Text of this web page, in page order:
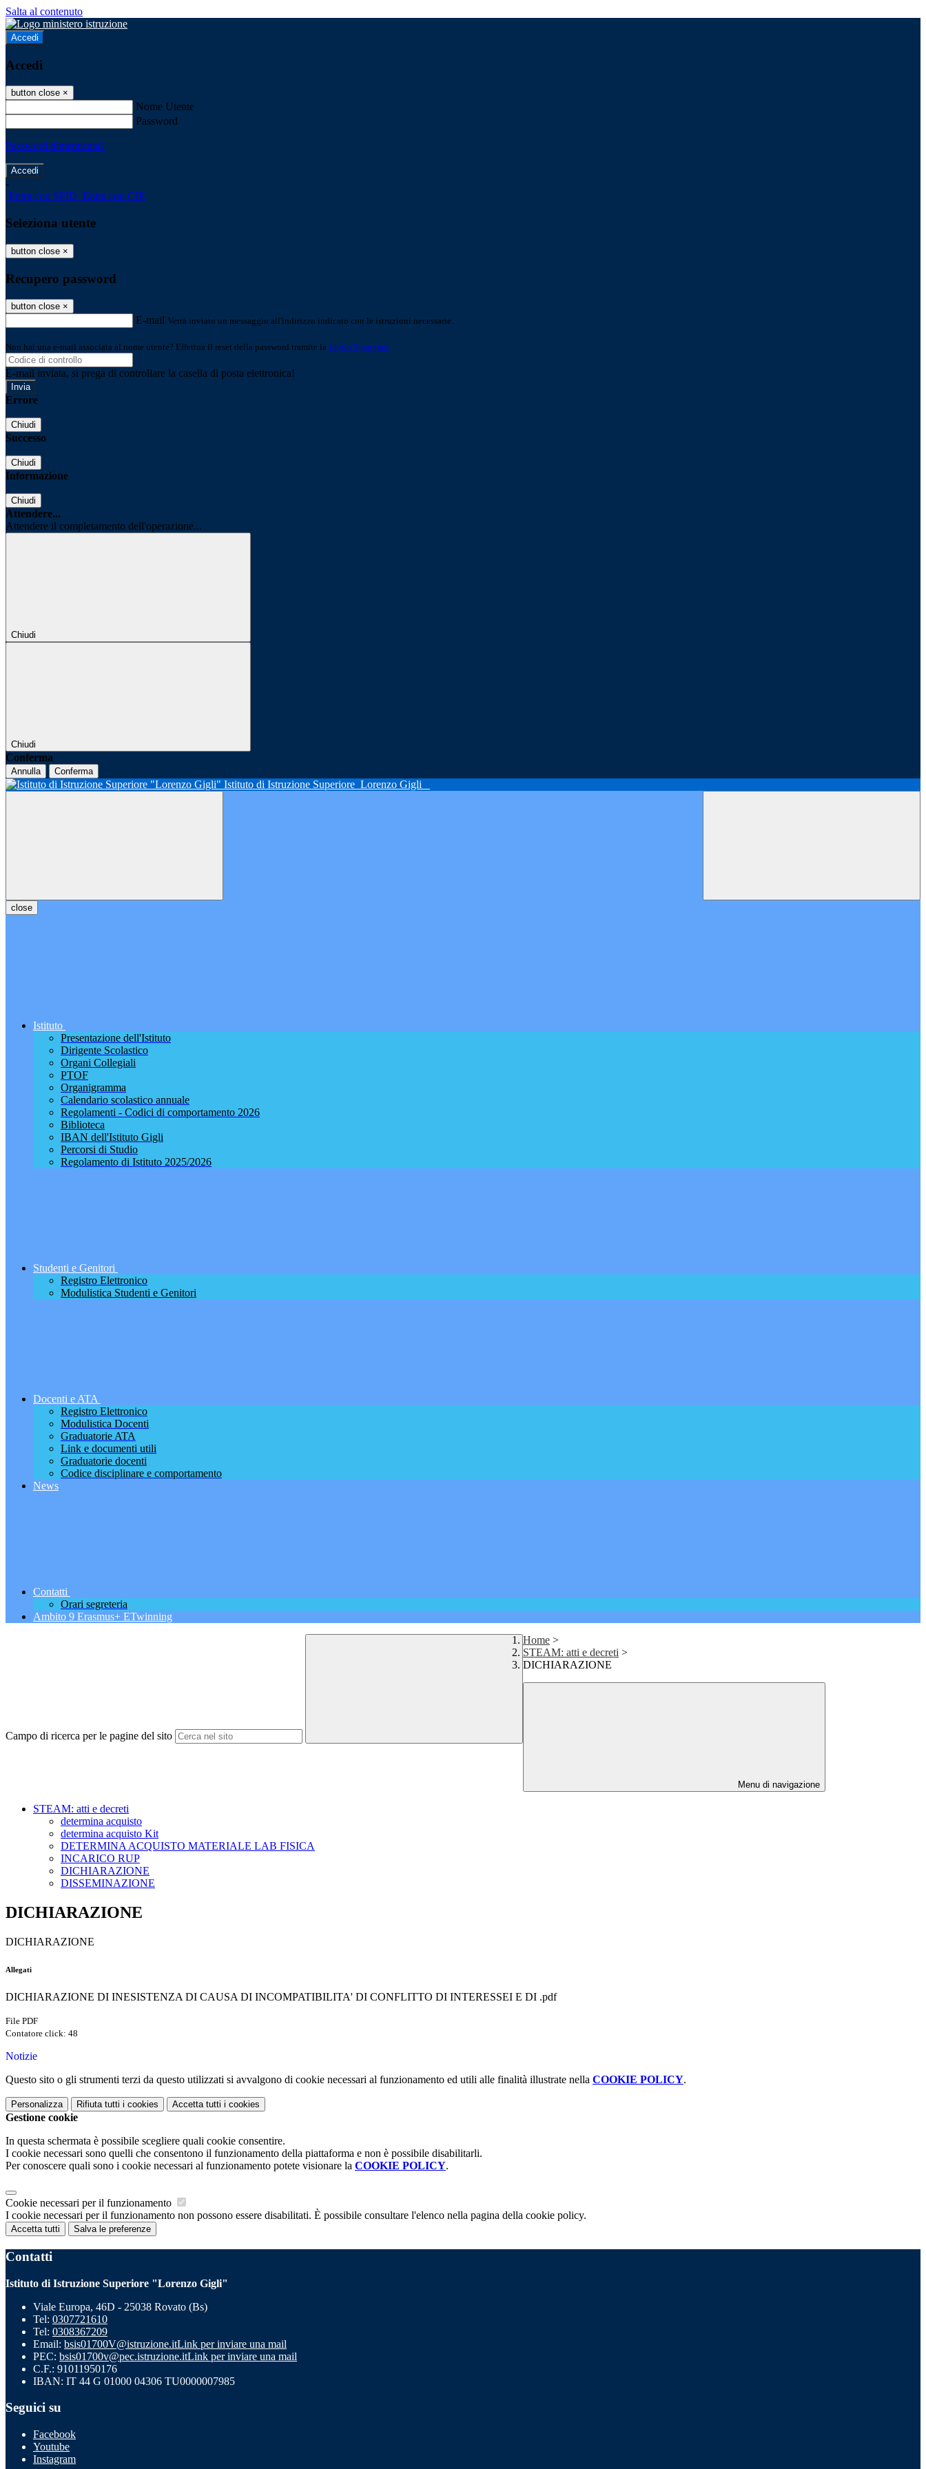
Salta al contenuto
Accedi
Accedi
button close ×
Nome Utente
Password
Password dimenticata?
-
Entra con SPID Entra con CIE
Seleziona utente
button close ×
Recupero password
button close ×
E-mail Verrà inviato un messaggio all'indirizzo indicato con le istruzioni necessarie.
Non hai una e-mail associata al nome utente? Effettua il reset della password tramite la Login Spaggiari
E-mail inviata, si prega di controllare la casella di posta elettronica!
Errore
Chiudi
Successo
Chiudi
Informazione
Chiudi
Attendere...
Attendere il completamento dell'operazione...
Chiudi
Chiudi
Conferma
Annulla Conferma
Istituto di Istruzione Superiore Lorenzo Gigli
close
Istituto
Presentazione dell'Istituto
Dirigente Scolastico
Organi Collegiali
PTOF
Organigramma
Calendario scolastico annuale
Regolamenti - Codici di comportamento 2026
Biblioteca
IBAN dell'Istituto Gigli
Percorsi di Studio
Regolamento di Istituto 2025/2026
Studenti e Genitori
Registro Elettronico
Modulistica Studenti e Genitori
Docenti e ATA
Registro Elettronico
Modulistica Docenti
Graduatorie ATA
Link e documenti utili
Graduatorie docenti
Codice disciplinare e comportamento
News
Contatti
Orari segreteria
Ambito 9 Erasmus+ ETwinning
Campo di ricerca per le pagine del sito
Home >
STEAM: atti e decreti >
DICHIARAZIONE
Menu di navigazione
STEAM: atti e decreti
determina acquisto
determina acquisto Kit
DETERMINA ACQUISTO MATERIALE LAB FISICA
INCARICO RUP
DICHIARAZIONE
DISSEMINAZIONE
DICHIARAZIONE
DICHIARAZIONE
Allegati
DICHIARAZIONE DI INESISTENZA DI CAUSA DI INCOMPATIBILITA' DI CONFLITTO DI INTERESSEI E DI .pdf
File PDF
Contatore click: 48
Notizie
Questo sito o gli strumenti terzi da questo utilizzati si avvalgono di cookie necessari al funzionamento ed utili alle finalità illustrate nella COOKIE POLICY.
Personalizza Rifiuta tutti i cookies Accetta tutti i cookies
Gestione cookie
In questa schermata è possibile scegliere quali cookie consentire.
I cookie necessari sono quelli che consentono il funzionamento della piattaforma e non è possibile disabilitarli.
Per conoscere quali sono i cookie necessari al funzionamento potete visionare la COOKIE POLICY.
Cookie necessari per il funzionamento
I cookie necessari per il funzionamento non possono essere disabilitati. È possibile consultare l'elenco nella pagina della cookie policy.
Accetta tutti Salva le preferenze
Contatti
Istituto di Istruzione Superiore "Lorenzo Gigli"
Viale Europa, 46D - 25038 Rovato (Bs)
Tel: 0307721610
Tel: 0308367209
Email: bsis01700V@istruzione.itLink per inviare una mail
PEC: bsis01700v@pec.istruzione.itLink per inviare una mail
C.F.: 91011950176
IBAN: IT 44 G 01000 04306 TU0000007985
Seguici su
Facebook
Youtube
Instagram